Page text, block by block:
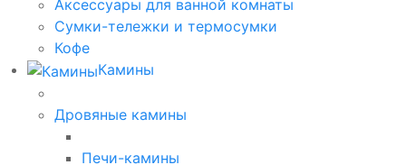
Аксессуары для ванной комнаты
Сумки-тележки и термосумки
Кофе
Камины
Дровяные камины
Печи-камины